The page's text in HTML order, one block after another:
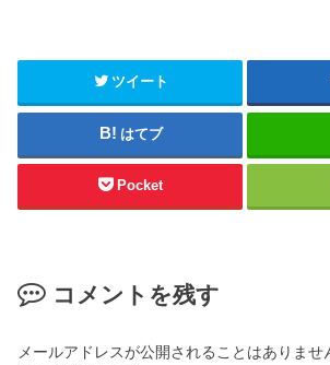
ツイート
はてブ
Pocket
コメントを残す
メールアドレスが公開されることはありませ